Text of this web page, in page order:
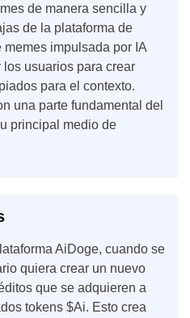
de manera sencilla y
de la plataforma de
impulsada por IA
usuarios para crear
para el contexto.
una parte fundamental del
principal medio de
AiDoge, cuando se
quiera crear un nuevo
que se adquieren a
tokens $Ai. Esto crea